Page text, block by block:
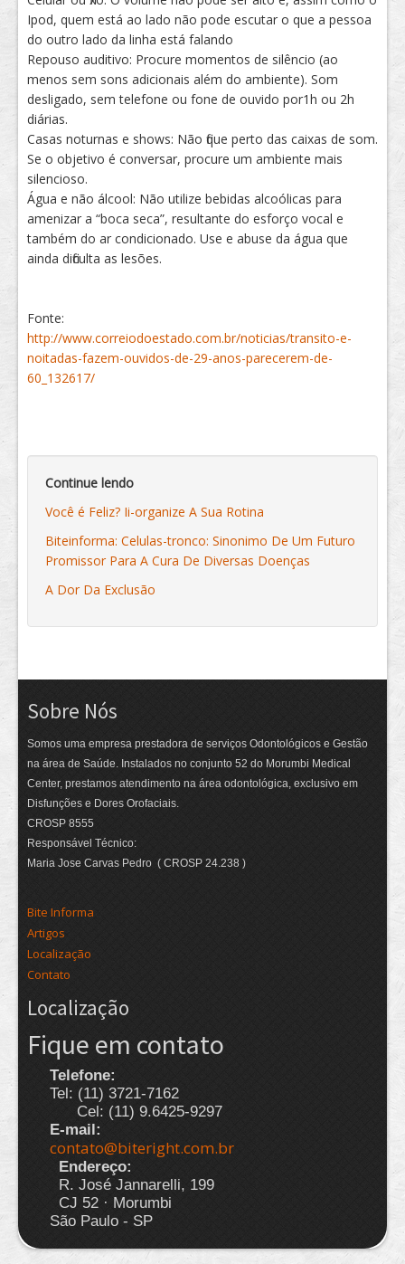
Ipod, quem está ao lado não pode escutar o que a pessoa
do outro lado da linha está falando
Repouso auditivo: Procure momentos de silêncio (ao
menos sem sons adicionais além do ambiente). Som
desligado, sem telefone ou fone de ouvido por1h ou 2h
diárias.
Casas noturnas e shows: Não fique perto das caixas de som.
Se o objetivo é conversar, procure um ambiente mais
silencioso.
Água e não álcool: Não utilize bebidas alcoólicas para
amenizar a “boca seca”, resultante do esforço vocal e
também do ar condicionado. Use e abuse da água que
ainda dificulta as lesões.
Fonte:
http://www.correiodoestado.com.br/noticias/transito-e-
noitadas-fazem-ouvidos-de-29-anos-parecerem-de-
60_132617/
Continue lendo
Você é Feliz? Ii-organize A Sua Rotina
Biteinforma: Celulas-tronco: Sinonimo De Um Futuro
Promissor Para A Cura De Diversas Doenças
A Dor Da Exclusão
Sobre Nós
Somos uma empresa prestadora de serviços Odontológicos e Gestão
na área de Saúde. Instalados no conjunto 52 do Morumbi Medical
Center, prestamos atendimento na área odontológica, exclusivo em
Disfunções e Dores Orofaciais.
CROSP 8555
Responsável Técnico:
Maria Jose Carvas Pedro ( CROSP 24.238 )
Bite Informa
Artigos
Localização
Contato
Localização
Fique em contato
Telefone:
Tel: (11) 3721-7162
Cel: (11) 9.6425-9297
E-mail:
contato@biteright.com.br
Endereço:
R. José Jannarelli, 199
CJ 52 · Morumbi
São Paulo - SP